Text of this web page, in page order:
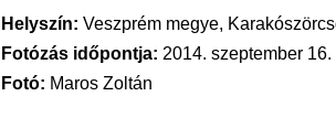
Helyszín: Veszprém megye,
Fotózás időpontja: 2014. szeptember 16.
Fotó: Maros Zoltán